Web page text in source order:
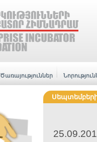
Ծառայություններ